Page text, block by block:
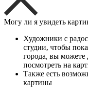
Могу ли я увидеть
Художники с
студии, чтобы
города, вы можете
посмотреть на
Также есть
картины